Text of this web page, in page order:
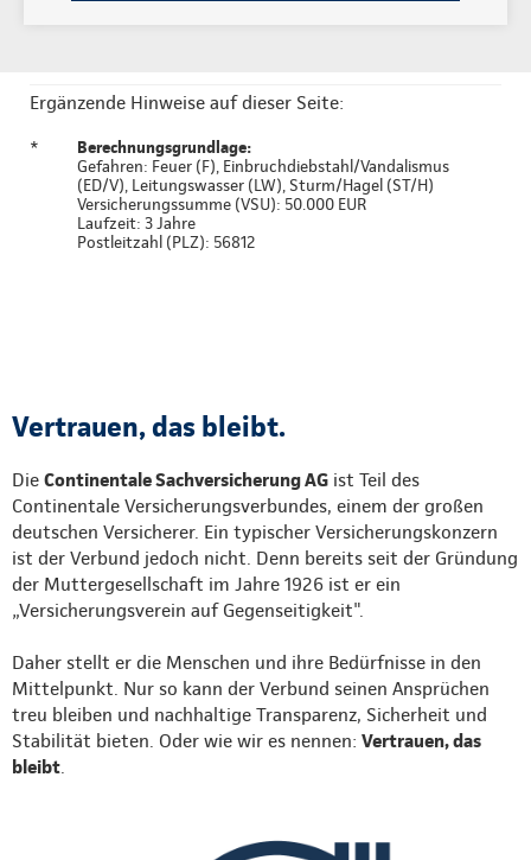
Ergänzende Hinweise auf dieser Seite:
*
Berechnungsgrundlage:
Gefahren: Feuer (F), Einbruchdiebstahl/Vandalismus
(ED/V), Leitungswasser (LW), Sturm/Hagel (ST/H)
Versicherungssumme (VSU): 50.000 EUR
Laufzeit: 3 Jahre
Postleitzahl (PLZ): 56812
Vertrauen, das bleibt.
Die Continentale Sachversicherung AG ist Teil des
Continentale Versicherungsverbundes, einem der großen
deutschen Versicherer. Ein typischer Versicherungskonzern
ist der Verbund jedoch nicht. Denn bereits seit der Gründung
der Muttergesellschaft im Jahre 1926 ist er ein
„Versicherungsverein auf Gegenseitigkeit".
Daher stellt er die Menschen und ihre Bedürfnisse in den
Mittelpunkt. Nur so kann der Verbund seinen Ansprüchen
treu bleiben und nachhaltige Transparenz, Sicherheit und
Stabilität bieten. Oder wie wir es nennen: Vertrauen, das
bleibt.